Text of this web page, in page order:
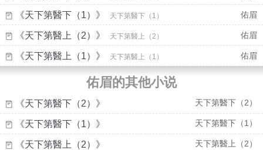
佑眉
《天下第醫下（1）》 天下第醫下（1）
佑眉
《天下第醫上（2）》 天下第醫上（2）
佑眉
《天下第醫上（1）》 天下第醫上（1）
佑眉的其他小说
天下第醫下（2）
《天下第醫下（2）》
天下第醫下（1）
《天下第醫下（1）》
天下第醫上（2）
《天下第醫上（2）》